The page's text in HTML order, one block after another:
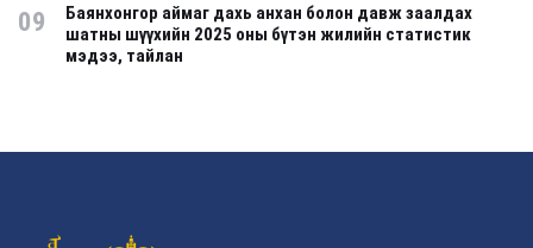
09
Баянхонгор аймаг дахь анхан болон давж заалдах
шатны шүүхийн 2025 оны бүтэн жилийн статистик
мэдээ, тайлан